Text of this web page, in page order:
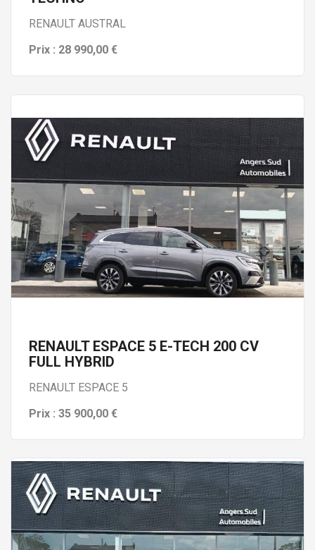
RENAULT AUSTRAL
Prix : 28 990,00 €
RENAULT ESPACE 5 E-TECH 200 CV
FULL HYBRID
RENAULT ESPACE 5
Prix : 35 900,00 €